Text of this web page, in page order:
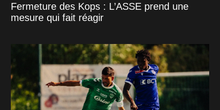
Fermeture des Kops : L’ASSE prend une
mesure qui fait réagir